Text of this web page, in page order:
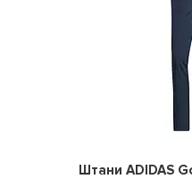
Штани ADIDAS